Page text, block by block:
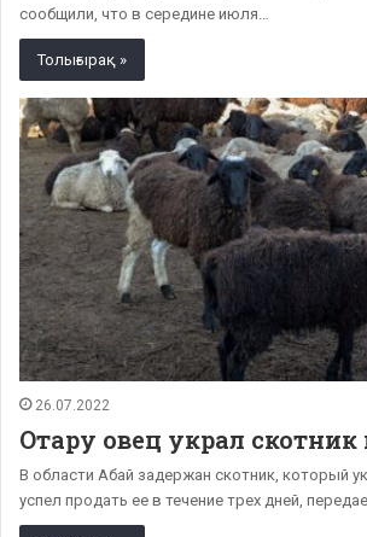
сообщили, что в середине июля…
Толығырақ »
26.07.2022
Отару овец украл скотник
В области Абай задержан скотник, который
успел продать ее в течение трех дней,